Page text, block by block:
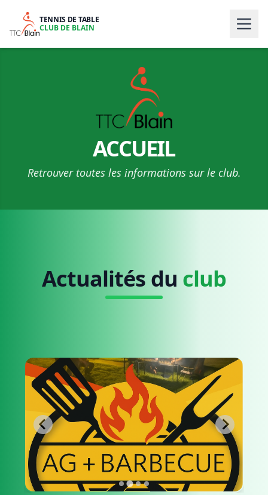
TENNIS DE TABLE
CLUB DE BLAIN
ACCUEIL
Retrouver toutes les informations sur le club.
Actualités du club